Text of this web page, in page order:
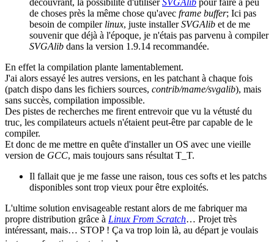
découvrant, la possibilité d'utiliserSVGAlib pour faire à peu
de choses près la même chose qu'avec frame buffer; Ici pas
besoin de compiler linux, juste installerSVGAlib et de me
souvenir que déjà à l'époque, je n'étais pas parvenu à compiler
SVGAlib dans la version 1.9.14 recommandée.
En effet la compilation plante lamentablement.
J'ai alors essayé les autres versions, en les patchant à chaque fois
(patch dispo dans les fichiers sources, contrib/mame/svgalib), mais
sans succès, compilation impossible.
Des pistes de recherches me firent entrevoir que vu la vétusté du
truc, les compilateurs actuels n'étaient peut-être par capable de le
compiler.
Et donc de me mettre en quête d'installer un OS avec une vieille
version de GCC, mais toujours sans résultat T_T.
Il fallait que je me fasse une raison, tous ces softs et les patchs
disponibles sont trop vieux pour être exploités.
L'ultime solution envisageable restant alors de me fabriquer ma
propre distribution grâce à Linux From Scratch… Projet très
intéressant, mais… STOP ! Ça va trop loin là, au départ je voulais